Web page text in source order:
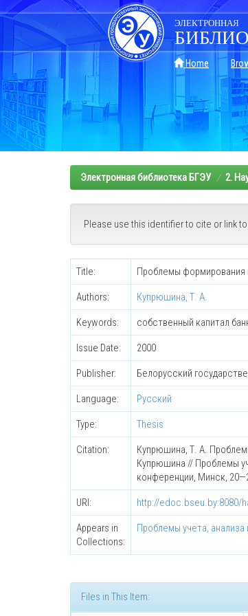
Skip
navigation
ЭЛЕКТРОННАЯ
Home
Электронная библиотека БГЭУ 2.
Please use this identifier to cite or link
Title: Проблемы формирования
Authors: Купрюшина, Т. А.
Keywords: собственный капитал
Issue Date: 2000
Publisher: Белорусский
Language: Русский
Type: Thesis
Citation:
Купрюшина, Т. А.
Купрюшина // Проблемы
конференции, Минск,
URI: http://edoc.bseu.by:8080/
Appears in
Collections:
Проблемы учета, анализа
Files in This Item: